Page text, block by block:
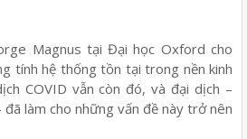
Magnus tại Đại học Oxford cho
tính hệ thống tồn tại trong nền kinh
COVID vẫn còn đó, và đại dịch –
làm cho những vấn đề này trở nên